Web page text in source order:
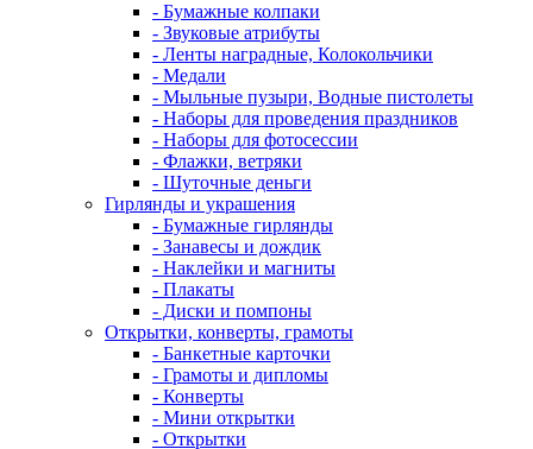
- Бумажные колпаки
- Звуковые атрибуты
- Ленты наградные, Колокольчики
- Медали
- Мыльные пузыри, Водные пистолеты
- Наборы для проведения праздников
- Наборы для фотосессии
- Флажки, ветряки
- Шуточные деньги
Гирлянды и украшения
- Бумажные гирлянды
- Занавесы и дождик
- Наклейки и магниты
- Плакаты
- Диски и помпоны
Открытки, конверты, грамоты
- Банкетные карточки
- Грамоты и дипломы
- Конверты
- Мини открытки
- Открытки